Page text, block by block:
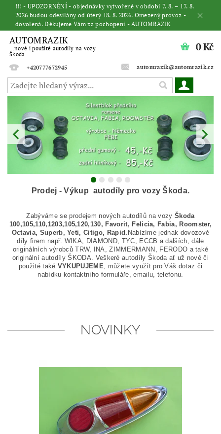
!!! - UPOZORNĚNÍ - objednávky vytvořené v období 7. 8. – 17. 8.
2026 budou odesílány od úterý 18. 8. 2026. Omezený provoz -
dovolená. Děkujeme Vám za pochopení - AUTOMRAZIK
AUTOMRAZIK
...nové i použité autodíly na vozy
Škoda
+420777672945
automrazik@automrazik.cz
0 Kč
Prodej - Výkup autodíly pro vozy Škoda.
Zabýváme se prodejem nových autodílů na vozy Škoda
100,105,110,1203,105,120,130, Favorit, Felicia, Fabia, Roomster,
Octavia, Superb, Yeti, Citigo, Rapid. Nabízíme jednak dovozové
díly firem např. WIKA, DIAMOND, TYC, ECCB a dalších, dále
originálních výrobců TRW, INA, ZIMMERMANN, FERODO a také
originální autodíly ŠKODA. Veškeré autodíly Škoda ať už nové či
použité také VYKUPUJEME, můžete využít pro Váš dotaz či
nabídku kontaktního formuláře, emailu, telefonu.
NOVINKY